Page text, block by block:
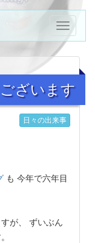
ざいます
日々の出来事
も 今年で六年目
が、 ずいぶん